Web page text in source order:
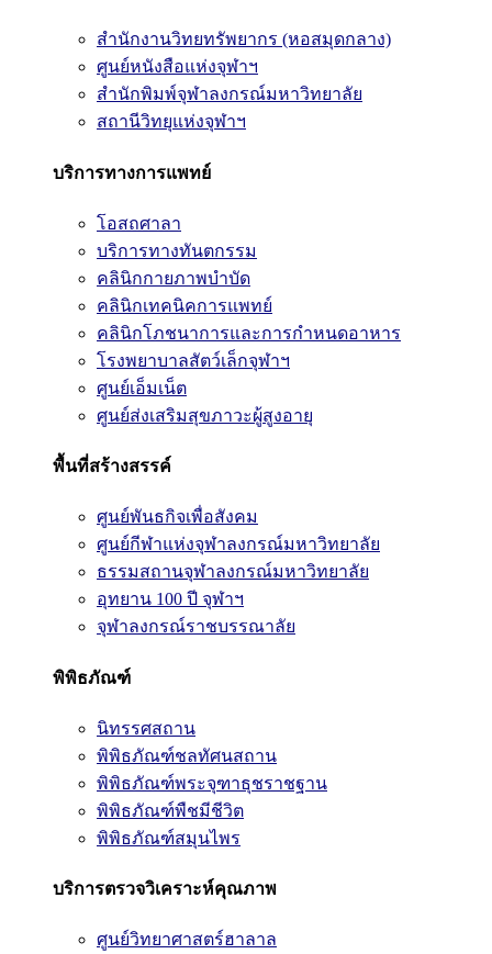
สำนักงานวิทยทรัพยากร (หอสมุดกลาง)
ศูนย์หนังสือแห่งจุฬาฯ
สำนักพิมพ์จุฬาลงกรณ์มหาวิทยาลัย
สถานีวิทยุแห่งจุฬาฯ
บริการทางการแพทย์
โอสถศาลา
บริการทางทันตกรรม
คลินิกกายภาพบำบัด
คลินิกเทคนิคการแพทย์
คลินิกโภชนาการและการกำหนดอาหาร
โรงพยาบาลสัตว์เล็กจุฬาฯ
ศูนย์เอ็มเน็ต
ศูนย์ส่งเสริมสุขภาวะผู้สูงอายุ
พื้นที่สร้างสรรค์
ศูนย์พันธกิจเพื่อสังคม
ศูนย์กีฬาแห่งจุฬาลงกรณ์มหาวิทยาลัย
ธรรมสถานจุฬาลงกรณ์มหาวิทยาลัย
อุทยาน 100 ปี จุฬาฯ
จุฬาลงกรณ์ราชบรรณาลัย
พิพิธภัณฑ์
นิทรรศสถาน
พิพิธภัณฑ์ชลทัศนสถาน
พิพิธภัณฑ์พระจุฑาธุชราชฐาน
พิพิธภัณฑ์พืชมีชีวิต
พิพิธภัณฑ์สมุนไพร
บริการตรวจวิเคราะห์คุณภาพ
ศูนย์วิทยาศาสตร์ฮาลาล